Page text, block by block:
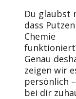
Du glaubst
dass
Chemie
Genau
zeigen wir
persönlich
bei dir